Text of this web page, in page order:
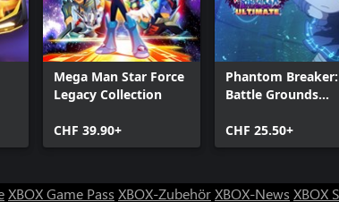
Mega Man Star Force
Legacy Collection
CHF 39.90+
Phantom Breaker:
Battle Grounds
CHF 25.50+
XBOX Game Pass XBOX-ZubehörXBOX-News XBOX